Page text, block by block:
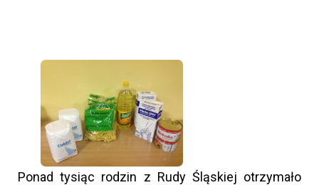
Ponad tysiąc rodzin z Rudy Śląskiej otrzymało